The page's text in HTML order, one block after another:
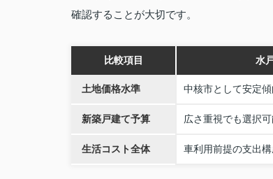
確認することが大切です。
比較項目 水
土地価格水準 中核市として安定傾
新築戸建て予算 広さ重視でも選択
生活コスト全体 車利用前提の支出